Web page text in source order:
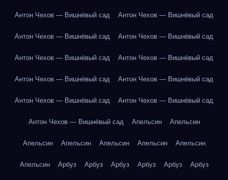
Антон Чехов — Вишнёвый сад Антон Чехов — Вишнёвый сад
Антон Чехов — Вишнёвый сад Антон Чехов — Вишнёвый сад
Антон Чехов — Вишнёвый сад Антон Чехов — Вишнёвый сад
Антон Чехов — Вишнёвый сад Антон Чехов — Вишнёвый сад
Антон Чехов — Вишнёвый сад Антон Чехов — Вишнёвый сад
Антон Чехов — Вишнёвый сад Апельсин Апельсин
Апельсин Апельсин Апельсин Апельсин Апельсин
Апельсин Арбуз Арбуз Арбуз Арбуз Арбуз Арбуз